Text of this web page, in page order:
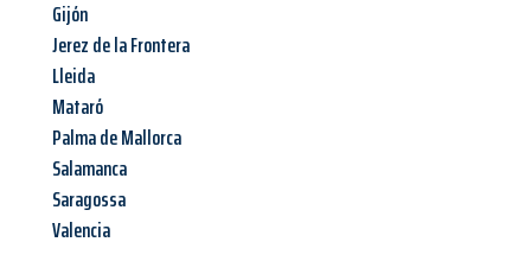
Gijón
Jerez de la Frontera
Lleida
Mataró
Palma de Mallorca
Salamanca
Saragossa
Valencia